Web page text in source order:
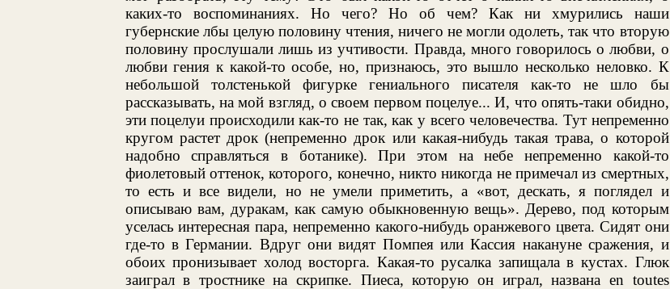
каких-то воспоминаниях. Но чего? Но об чем? Как ни хмурились наши
губернские лбы целую половину чтения, ничего не могли одолеть, так что вторую
половину прослушали лишь из учтивости. Правда, много говорилось о любви, о
любви гения к какой-то особе, но, признаюсь, это вышло несколько неловко. К
небольшой толстенькой фигурке гениального писателя как-то не шло бы
рассказывать, на мой взгляд, о своем первом поцелуе... И, что опять-таки обидно,
эти поцелуи происходили как-то не так, как у всего человечества. Тут непременно
кругом растет дрок (непременно дрок или какая-нибудь такая трава, о которой
надобно справляться в ботанике). При этом на небе непременно какой-то
фиолетовый оттенок, которого, конечно, никто никогда не примечал из смертных,
то есть и все видели, но не умели приметить, а «вот, дескать, я поглядел и
описываю вам, дуракам, как самую обыкновенную вещь». Дерево, под которым
уселась интересная пара, непременно какого-нибудь оранжевого цвета. Сидят они
где-то в Германии. Вдруг они видят Помпея или Кассия накануне сражения, и
обоих пронизывает холод восторга. Какая-то русалка запищала в кустах. Глюк
заиграл в тростнике на скрипке. Пиеса, которую он играл, названа en toutes